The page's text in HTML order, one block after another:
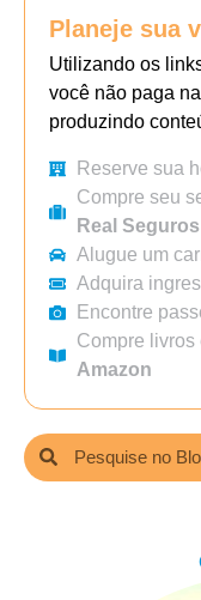
Planeje sua
Utilizando os
você não paga
produzindo
Reserve sua
Compre seu
Real Seguros
Alugue um
Adquira
Encontre
Compre livros
Amazon